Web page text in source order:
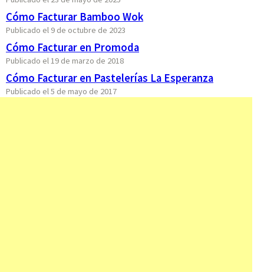
Cómo Facturar Bamboo Wok
Publicado el 9 de octubre de 2023
Cómo Facturar en Promoda
Publicado el 19 de marzo de 2018
Cómo Facturar en Pastelerías La Esperanza
Publicado el 5 de mayo de 2017